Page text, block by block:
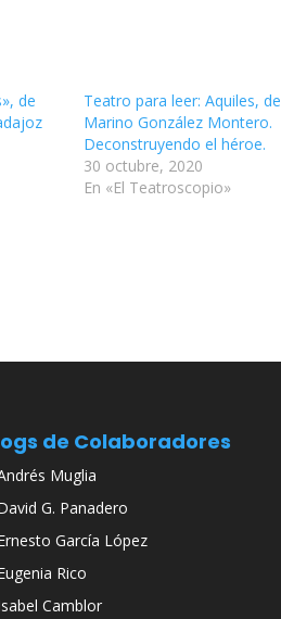
de
Teatro para leer: Aquiles, de
Marino González Montero.
Deconstruyendo el héroe.
30 octubre, 2020
En «El Teatroscopio»
de Colaboradores
Muglia
G. Panadero
García López
Rico
Camblor